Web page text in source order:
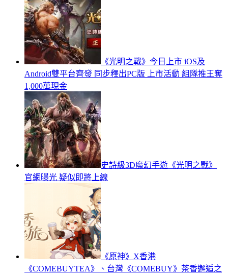
《光明之戰》今日上市 iOS及
Android雙平台齊發 同步釋出PC版 上市活動 組隊推王奪
1,000萬現金
史詩級3D魔幻手遊《光明之戰》
官網曝光 疑似即將上線
《原神》X香港
《COMEBUYTEA》、台灣《COMEBUY》茶香邂逅之